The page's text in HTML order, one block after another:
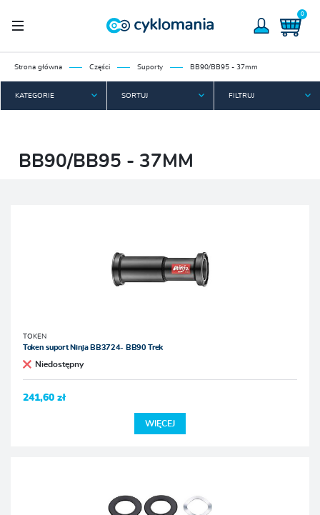
0
Strona główna Części Suporty BB90/BB95 - 37mm
KATEGORIE SORTUJ FILTRUJ
BB90/BB95 - 37MM
TOKEN
Token suport Ninja BB3724- BB90 Trek
Niedostępny
241,60 zł
WIĘCEJ